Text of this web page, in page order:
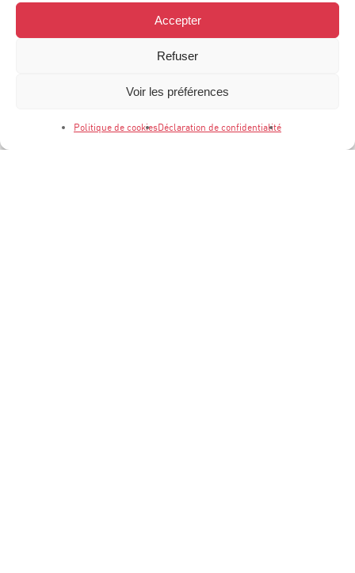
Accepter
Refuser
Voir les préférences
Politique de cookiesDéclaration de confidentialité